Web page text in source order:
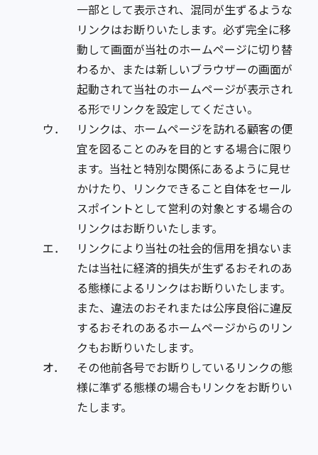
一部として表示され、混同が生ずるような
リンクはお断りいたします。必ず完全に移
動して画面が当社のホームページに切り替
わるか、または新しいブラウザーの画面が
起動されて当社のホームページが表示され
る形でリンクを設定してください。
ウ．
リンクは、ホームページを訪れる顧客の便
宜を図ることのみを目的とする場合に限り
ます。当社と特別な関係にあるように見せ
かけたり、リンクできること自体をセール
スポイントとして営利の対象とする場合の
リンクはお断りいたします。
エ．
リンクにより当社の社会的信用を損ないま
たは当社に経済的損失が生ずるおそれのあ
る態様によるリンクはお断りいたします。
また、違法のおそれまたは公序良俗に違反
するおそれのあるホームページからのリン
クもお断りいたします。
オ．
その他前各号でお断りしているリンクの態
様に準ずる態様の場合もリンクをお断りい
たします。